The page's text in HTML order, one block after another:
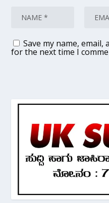
Save my name,
for the next time I